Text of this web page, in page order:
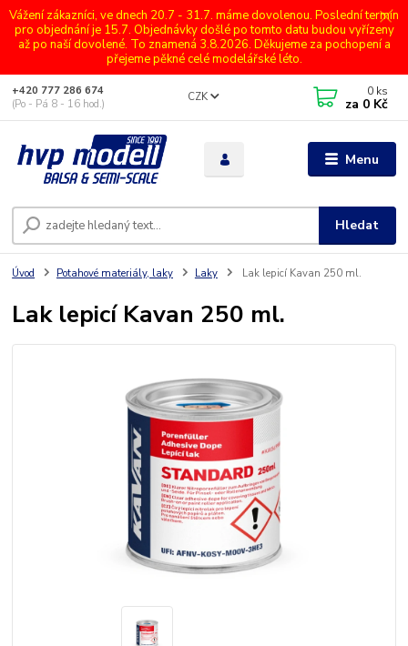
Vážení zákazníci, ve dnech 20.7 - 31.7. máme dovolenou. Poslední termín
pro objednání je 15.7. Objednávky došlé po tomto datu budou vyřízeny
až po naší dovolené. To znamená 3.8.2026. Děkujeme za pochopení a
přejeme pěkné celé modelářské léto.
Menu
CZK
Hledat
+420 777 286 674
(Po - Pá 8 - 16 hod.)
0 ks
za 0 Kč
Úvod Potahové materiály, laky Laky Lak lepicí Kavan 250 ml.
Lak lepicí Kavan 250 ml.